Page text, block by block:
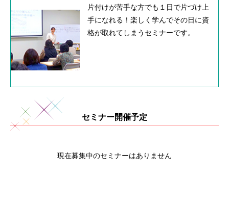
片付けが苦手な方でも１日で片づけ上
手になれる！楽しく学んでその日に資
格が取れてしまうセミナーです。
セミナー開催予定
現在募集中のセミナーはありません